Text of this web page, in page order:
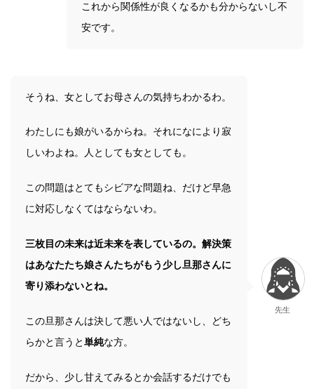
これから関係性が良くなるかも分からないし不
安です。
そうね、女としてお母さんの気持ちわかるわ。
わたしにも娘がいるからね。それになにより寂
しいわよね。人としても女としても。
この問題はとてもシビアな問題ね、だけど早急
に対応しなくてはならないわ。
三枚目の未来は近未来を表しているの。解決策
はあなたたち娘さんたちがもう少し旦那さんに
寄り添わないとね。
この旦那さんは決して悪い人ではないし、どち
らかと言うと単純な方。
だから、少し甘えてみるとか会話するだけでも
先生